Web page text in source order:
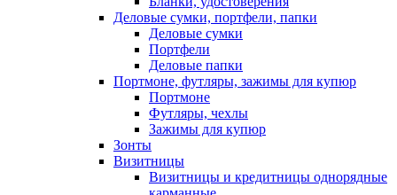
Деловые сумки, портфели, папки
Деловые сумки
Портфели
Деловые папки
Портмоне, футляры, зажимы для купюр
Портмоне
Футляры, чехлы
Зажимы для купюр
Зонты
Визитницы
Визитницы и кредитницы однорядные